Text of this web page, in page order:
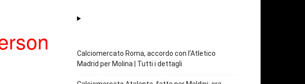
Calciomercato Roma, accordo con l’Atletico
Madrid per Molina | Tutti i dettagli